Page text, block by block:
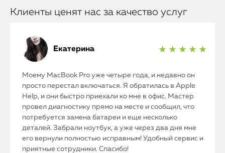
Клиенты ценят нас за качество услуг
Екатерина ★ ★ ★ ★ ★
Моему MacBook Pro уже четыре года, и недавно он
просто перестал включаться. Я обратилась в Apple
Help, и они быстро приехали ко мне в офис. Мастер
провел диагностику прямо на месте и сообщил, что
потребуется замена батареи и еще несколько
деталей. Забрали ноутбук, а уже через два дня мне
его вернули полностью исправным! Удобный сервис и
приятные сотрудники. Спасибо!